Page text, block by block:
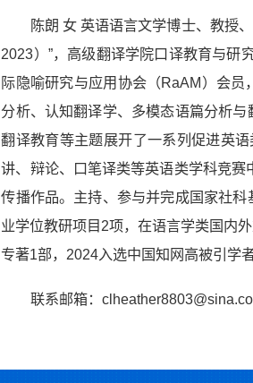
陈朗 女 英语语言文学博士、教授
2023）”，高级翻译学院口译教育与研
际隐喻研究与应用协会（RaAM）会
分析、认知翻译学、多模态语篇分析
翻译教育等主题展开了一系列促进英
讲、辩论、口笔译类等英语类学科竞赛
传播作品。主持、参与并完成国家社
业学位教研项目2项，在语言学类国内
专著1部，2024入选中国知网高被引学者
联系邮箱：